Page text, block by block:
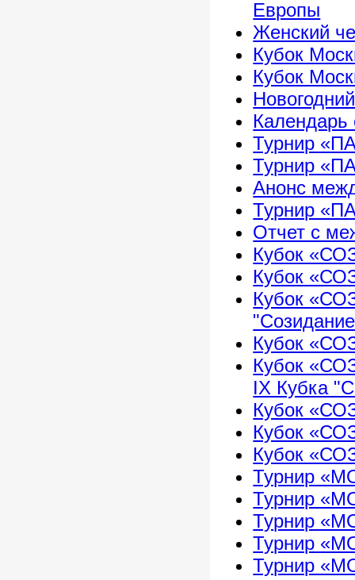
Европы
Женский
Кубок
Кубок
Календарь
Турнир
Турнир
Анонс
Турнир
Отчет с
Кубок
Кубок
Кубок
Кубок
Кубок
IX Кубка
Кубок
Кубок
Кубок
Турнир
Турнир
Турнир
Турнир
Турнир